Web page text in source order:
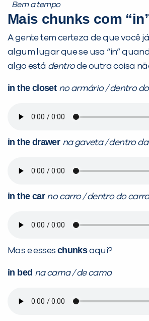
Bem a tempo
Mais chunks com
A gente tem certeza de que você
algum lugar que se usa “in”
algo está dentrode outra coisa
in the closet no armário / dentro
in the drawer na gaveta / dentro
in the car no carro / dentro do carro
Mas e esses chunksaqui?
in bed na cama / de cama